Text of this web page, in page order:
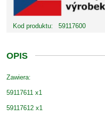
Kod produktu: 59117600
OPIS
Zawiera:
59117611 x1
59117612 x1